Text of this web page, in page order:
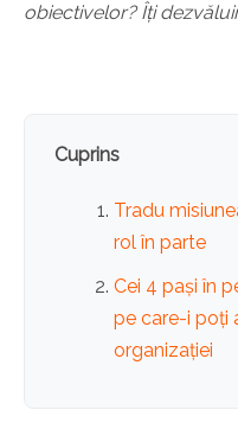
obiectivelor? Îți
Cuprins
Tradu
rol în parte
Cei 4 pași în
pe care-i poți
organizației